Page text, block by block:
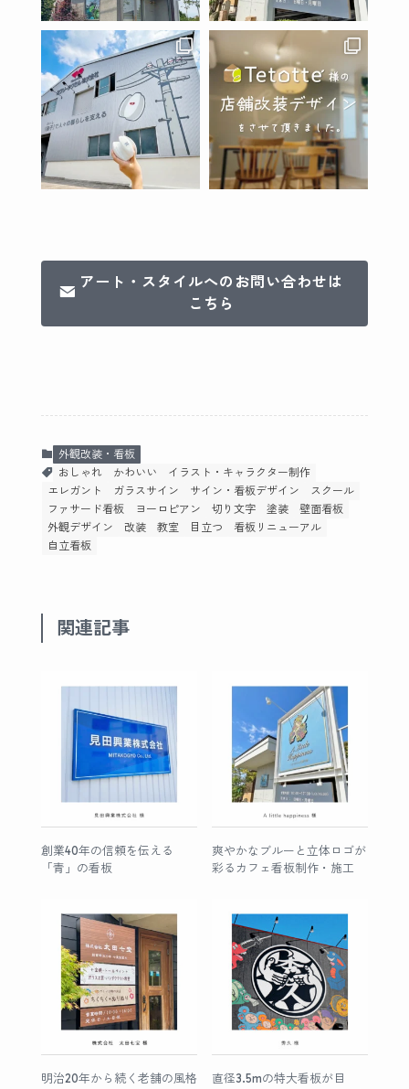
アート・スタイルへのお問い合わせは
こちら
外観改装・看板
おしゃれ
かわいい
イラスト・キャラクター制作
エレガント
ガラスサイン サイン・看板デザイン
スクール
ファサード看板
ヨーロピアン 切り文字 塗装
壁面看板
外観デザイン
改装 教室 目立つ
看板リニューアル
自立看板
関連記事
創業40年の信頼を伝える
「青」の看板
爽やかなブルーと立体ロゴが
彩るカフェ看板制作・施工
明治20年から続く老舗の風格
直径3.5mの特大看板が目